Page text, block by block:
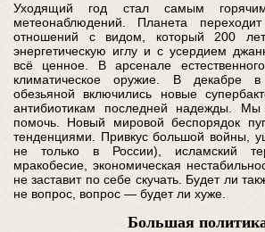
Уходящий год стал самым
метеонаблюдений. Планета
отношений с видом, который 200
энергетическую иглу и с усердием
всё ценное. В арсенале
климатическое оружие. В декабре
обезьяной включились новые
антибиотикам последней надежды.
помочь. Новый мировой беспорядок
тенденциями. Привкус большой войны,
не только в России), исламский
мракобесие, экономическая
не заставит по себе скучать. Будет ли
не вопрос, вопрос — будет ли хуже.
Большая